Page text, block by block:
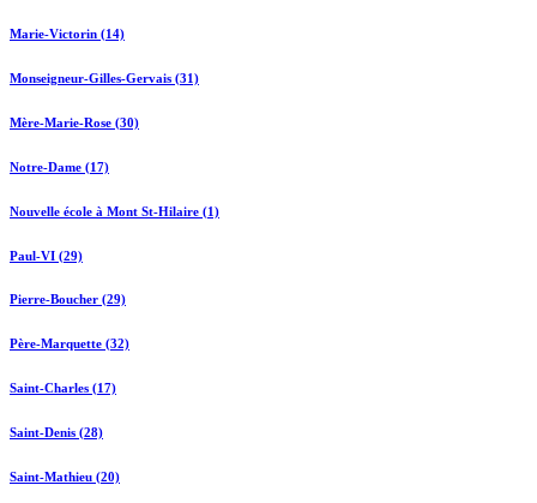
Marie-Victorin (14)
Monseigneur-Gilles-Gervais (31)
Mère-Marie-Rose (30)
Notre-Dame (17)
Nouvelle école à Mont St-Hilaire (1)
Paul-VI (29)
Pierre-Boucher (29)
Père-Marquette (32)
Saint-Charles (17)
Saint-Denis (28)
Saint-Mathieu (20)